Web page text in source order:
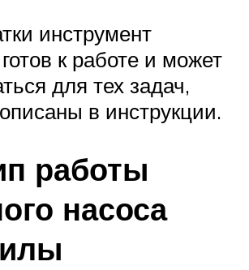
инструмент
к работе и может
для тех задач,
в инструкции.
работы
насоса